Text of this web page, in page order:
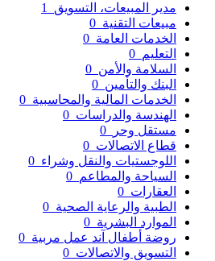
مدير المبيعات، التسويق
مبيعات التقنية
الخدمات العامة
التعليم
السلامة والأمن
البنك والتأمين
الخدمات المالية والمحاسبية
الهندسة والدراسات
مستقل وحر
قطاع الاتصالات
اللوجستيات والنقل وشراء
السياحة والمطاعم
العقارات
الطبية والرعاية الصحية
الموارد البشرية
روضة أطفال آند عمل مربية
التسويق والاتصالات